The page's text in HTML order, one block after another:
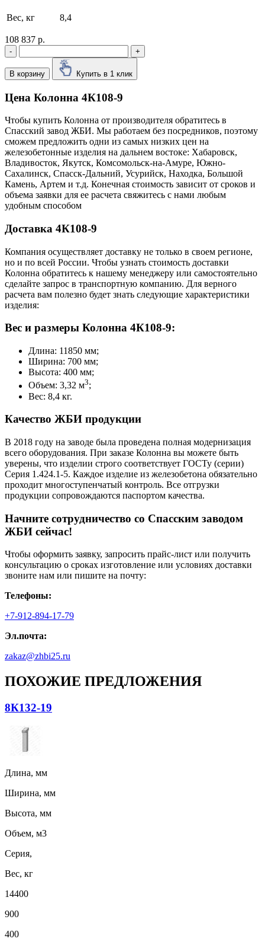
Вес, кг 8,4
108 837 р.
- +
В корзину Купить в 1 клик
Цена Колонна 4К108-9
Чтобы купить Колонна от производителя обратитесь в
Cпасский завод ЖБИ. Мы работаем без посредников, поэтому
сможем предложить одни из самых низких цен на
железобетонные изделия на дальнем востоке: Хабаровск,
Владивосток, Якутск, Комсомольск-на-Амуре, Южно-
Сахалинск, Спасск-Дальний, Усурийск, Находка, Большой
Камень, Артем и т.д. Конечная стоимость зависит от сроков и
объема заявки для ее расчета свяжитесь с нами любым
удобным способом
Доставка 4К108-9
Компания осуществляет доставку не только в своем регионе,
но и по всей России. Чтобы узнать стоимость доставки
Колонна обратитесь к нашему менеджеру или самостоятельно
сделайте запрос в транспортную компанию. Для верного
расчета вам полезно будет знать следующие характеристики
изделия:
Вес и размеры Колонна 4К108-9:
Длина: 11850 мм;
Ширина: 700 мм;
Высота: 400 мм;
Объем: 3,32 м3;
Вес: 8,4 кг.
Качество ЖБИ продукции
В 2018 году на заводе была проведена полная модернизация
всего оборудования. При заказе Колонна вы можете быть
уверены, что изделии строго соответствует ГОСТу (серии)
Серия 1.424.1-5. Каждое изделие из железобетона обязательно
проходит многоступенчатый контроль. Все отгрузки
продукции сопровождаются паспортом качества.
Начните сотрудничество со Cпасским заводом
ЖБИ сейчас!
Чтобы оформить заявку, запросить прайс-лист или получить
консультацию о сроках изготовление или условиях доставки
звоните нам или пишите на почту:
Телефоны:
+7-912-894-17-79
Эл.почта:
zakaz@zhbi25.ru
ПОХОЖИЕ ПРЕДЛОЖЕНИЯ
8К132-19
Длина, мм
Ширина, мм
Высота, мм
Объем, м3
Серия,
Вес, кг
14400
900
400